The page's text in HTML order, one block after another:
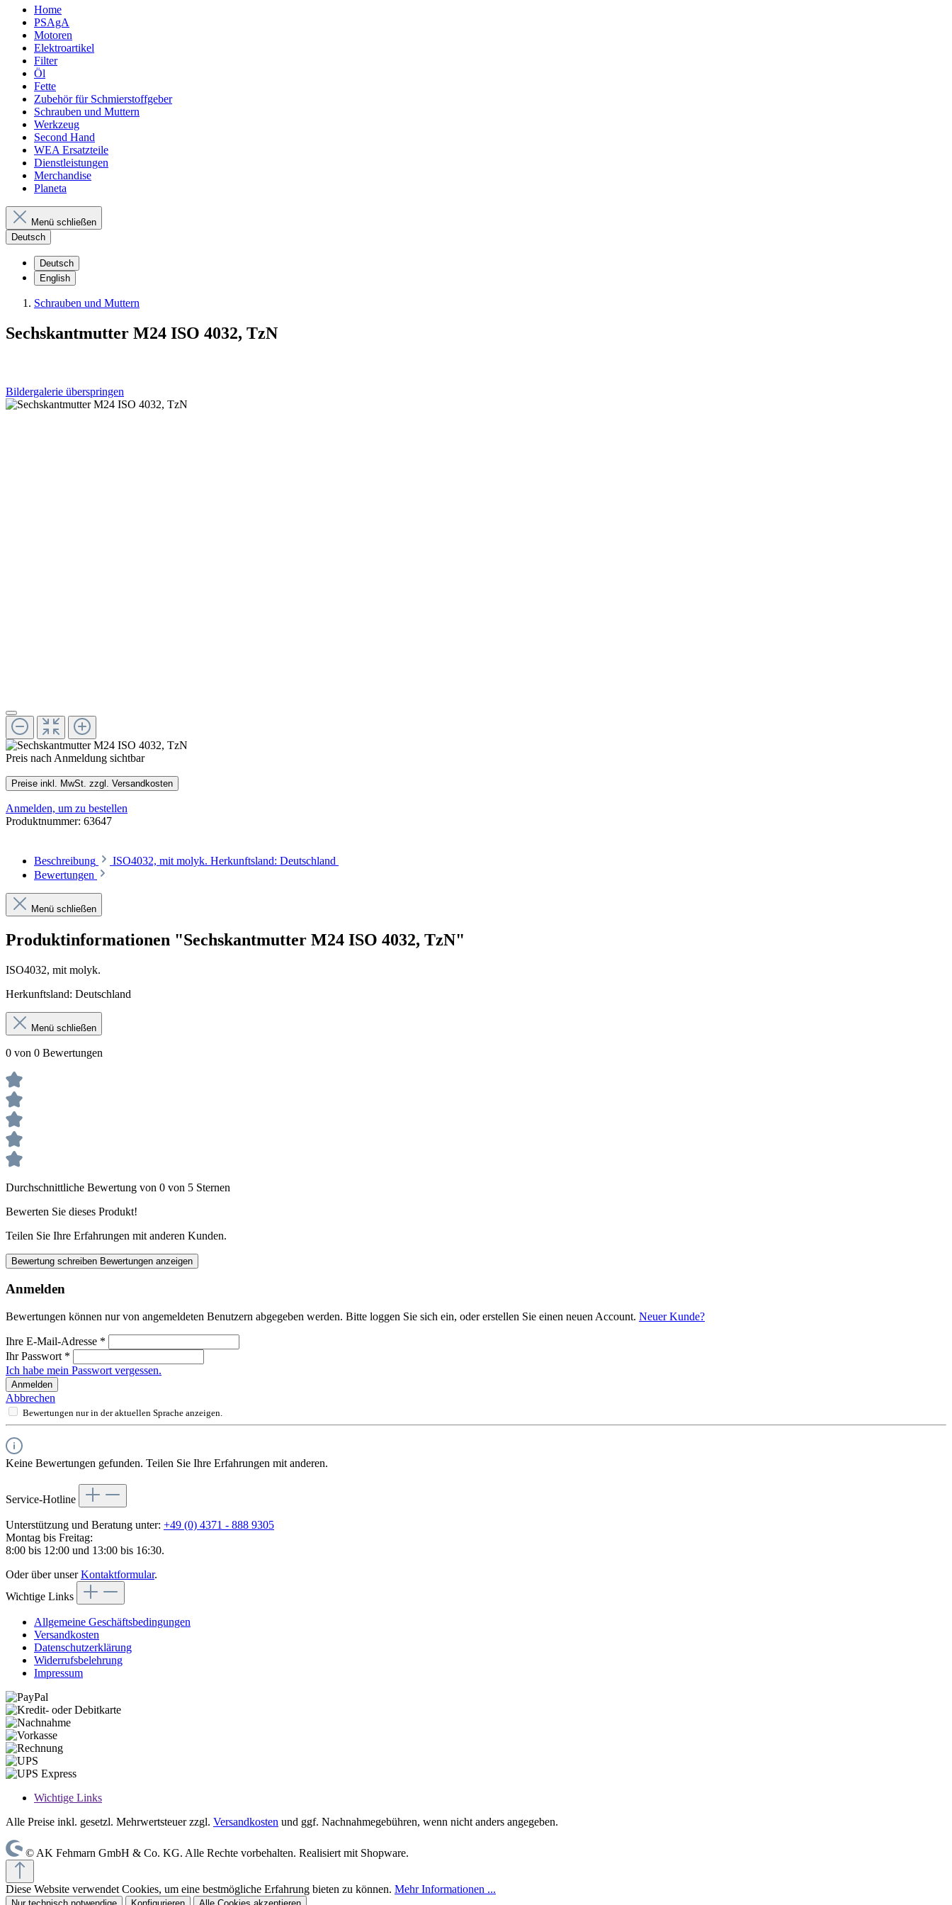
Home
PSAgA
Motoren
Elektroartikel
Filter
Öl
Fette
Zubehör für Schmierstoffgeber
Schrauben und Muttern
Werkzeug
Second Hand
WEA Ersatzteile
Dienstleistungen
Merchandise
Planeta
Menü schließen
Deutsch
Deutsch
English
Schrauben und Muttern
Sechskantmutter M24 ISO 4032, TzN
Bildergalerie überspringen
Preis nach Anmeldung sichtbar
Preise inkl. MwSt. zzgl. Versandkosten
Anmelden, um zu bestellen
Produktnummer: 63647
Beschreibung
ISO4032, mit molyk. Herkunftsland: Deutschland
Bewertungen
Menü schließen
Produktinformationen "Sechskantmutter M24 ISO 4032, TzN"
ISO4032, mit molyk.
Herkunftsland: Deutschland
Menü schließen
0 von 0 Bewertungen
Durchschnittliche Bewertung von 0 von 5 Sternen
Bewerten Sie dieses Produkt!
Teilen Sie Ihre Erfahrungen mit anderen Kunden.
Bewertung schreiben Bewertungen anzeigen
Anmelden
Bewertungen können nur von angemeldeten Benutzern abgegeben werden. Bitte loggen Sie sich ein, oder erstellen Sie einen neuen Account. Neuer Kunde?
Ihre E-Mail-Adresse *
Ihr Passwort *
Ich habe mein Passwort vergessen.
Anmelden
Abbrechen
Bewertungen nur in der aktuellen Sprache anzeigen.
Keine Bewertungen gefunden. Teilen Sie Ihre Erfahrungen mit anderen.
Service-Hotline
Unterstützung und Beratung unter: +49 (0) 4371 - 888 9305
Montag bis Freitag:
8:00 bis 12:00 und 13:00 bis 16:30.
Oder über unserKontaktformular.
Wichtige Links
Allgemeine Geschäftsbedingungen
Versandkosten
Datenschutzerklärung
Widerrufsbelehrung
Impressum
Wichtige Links
Alle Preise inkl. gesetzl. Mehrwertsteuer zzgl. Versandkosten und ggf. Nachnahmegebühren, wenn nicht anders angegeben.
© AK Fehmarn GmbH & Co. KG. Alle Rechte vorbehalten. Realisiert mit Shopware.
Diese Website verwendet Cookies, um eine bestmögliche Erfahrung bieten zu können. Mehr Informationen ...